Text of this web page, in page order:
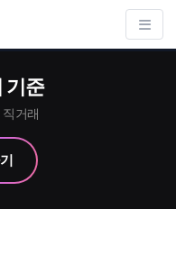
기준
거래